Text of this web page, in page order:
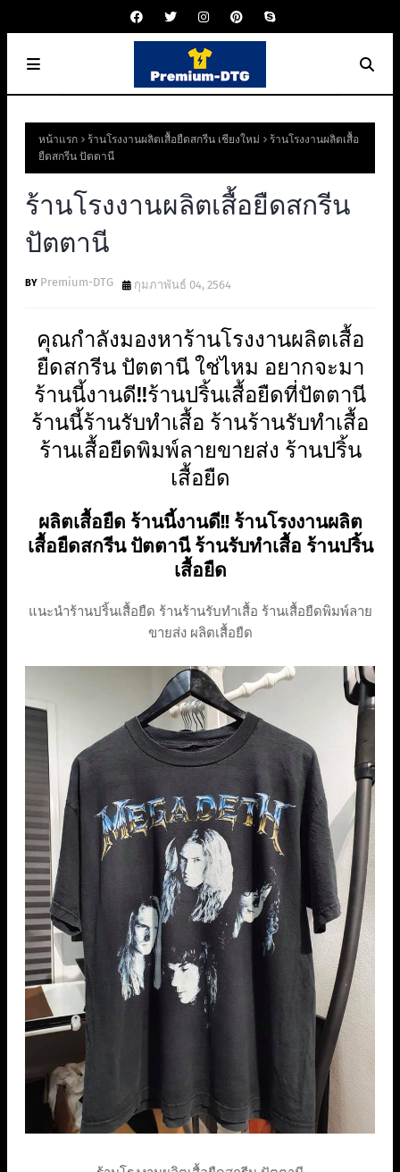
หน้าแรก ร้านโรงงานผลิตเสื้อยืดสกรีน เชียงใหม่
ร้านโรงงานผลิตเสื้อ
ยืดสกรีน ปัตตานี
ร้านโรงงานผลิตเสื้อยืดสกรีน
ปัตตานี
Premium-DTG กุมภาพันธ์ 04, 2564
คุณกำลังมองหาร้านโรงงานผลิตเสื้อ
ยืดสกรีน ปัตตานี ใช่ไหม อยากจะมา
ร้านนี้งานดี!!ร้านปริ้นเสื้อยืดที่ปัตตานี
ร้านนี้ร้านรับทำเสื้อ ร้านร้านรับทำเสื้อ
ร้านเสื้อยืดพิมพ์ลายขายส่ง ร้านปริ้น
เสื้อยืด
ผลิตเสื้อยืด ร้านนี้งานดี!! ร้านโรงงานผลิต
เสื้อยืดสกรีน ปัตตานี ร้านรับทำเสื้อ ร้านปริ้น
เสื้อยืด
แนะนำร้านปริ้นเสื้อยืด ร้านร้านรับทำเสื้อ ร้านเสื้อยืดพิมพ์ลาย
ขายส่ง ผลิตเสื้อยืด